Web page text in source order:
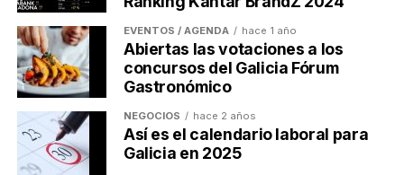
EVENTOS / AGENDA hace 1 año
Abiertas las votaciones a los
concursos del Galicia Fórum
Gastronómico
NEGOCIOS hace 2 años
Así es el calendario laboral para
Galicia en 2025